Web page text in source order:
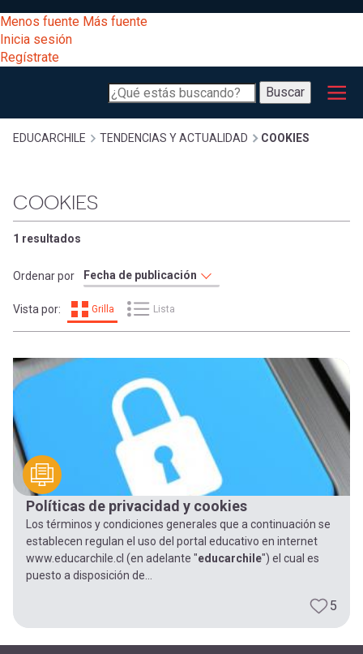
al
contenido
principal
[Educarchile
Escritorio]
Menú
entrar
a
mi
cuenta
Menos fuente Más fuente
Inicia sesión
Regístrate
Buscar
Buscar
Menú
principal
Desarrollo
Expand
Gestión
Comunidad
Expand
Expand
[Educarchile
Mobile]
Menú
entrar
mi
Inicia
sesión
Sobrescribir
enlaces
de
ayuda
a
la
navegación
EDUCARCHILE TENDENCIAS Y ACTUALIDAD COOKIES
COOKIES
1 resultados
Ordenar por
Vista por: Grilla Lista
Políticas de privacidad y cookies
Los términos y condiciones generales que a continuación se
establecen regulan el uso del portal educativo en internet
www.educarchile.cl (en adelante "educarchile") el cual es
puesto a disposición de...
5